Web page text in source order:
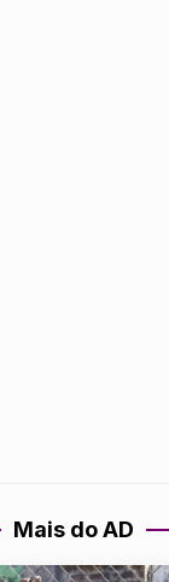
Mais do AD